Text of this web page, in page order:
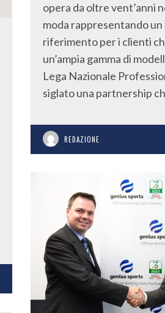
opera da oltre vent’anni
moda rappresentando
riferimento per i clienti
un’ampia gamma di
Lega Nazionale
siglato una partnership
REDAZIONE